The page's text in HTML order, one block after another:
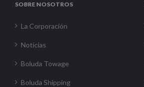
SOBRE NOSOTROS
La Corporación
Noticias
Boluda Towage
Boluda Shipping